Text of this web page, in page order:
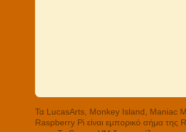
Τα LucasArts, Monkey Island, Maniac
Raspberry Pi είναι εμπορικό σήμα της